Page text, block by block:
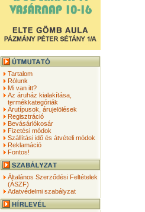
Tartalom
Rólunk
Mi van itt?
Az áruház kialakítása,
termékkategóriák
Árutípusok, árujelölések
Regisztráció
Bevásárlókosár
Fizetési módok
Szállítási idő és átvételi módok
Reklamáció
Fontos!
Általános Szerződési Feltételek
(ÁSZF)
Adatvédelmi szabályzat